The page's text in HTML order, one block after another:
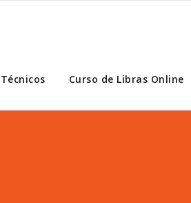
Curso de Libras Online